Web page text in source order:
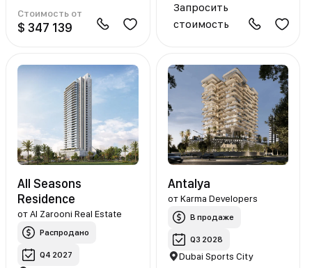
Стоимость от
$ 347 139
Запросить
стоимость
All Seasons
Residence
отAl Zarooni Real Estate
Распродано
Q4 2027
Antalya
от Karma Developers
В продаже
Q3 2028
Dubai Sports City